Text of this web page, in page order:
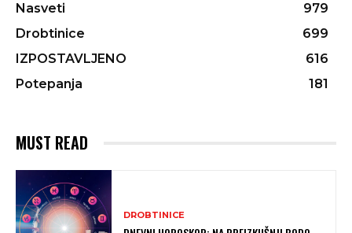
Nasveti
979
Drobtinice
699
IZPOSTAVLJENO
616
Potepanja
181
MUST READ
DROBTINICE